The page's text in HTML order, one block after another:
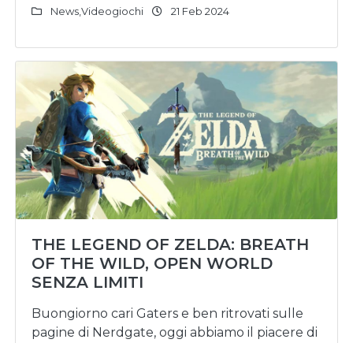
NewsVideogiochi 21 Feb 2024
THE LEGEND OF ZELDA: BREATH
OF THE WILD, OPEN WORLD
SENZA LIMITI
Buongiorno cari Gaters e ben ritrovati sulle
pagine di Nerdgate, oggi abbiamo il piacere di